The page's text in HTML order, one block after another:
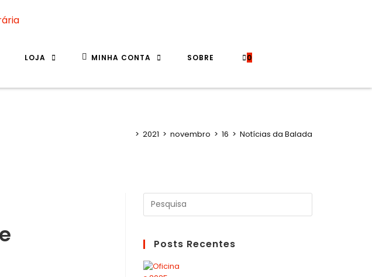
LOJA MINHA CONTA SOBRE 0
> 2021 > novembro > 16 > Notícias da Balada
Posts Recentes